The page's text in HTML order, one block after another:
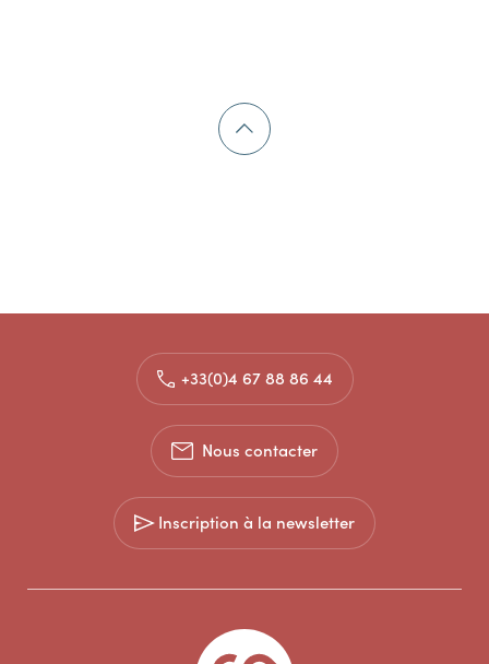
+33(0)4 67 88 86 44
Nous contacter
Inscription à la newsletter